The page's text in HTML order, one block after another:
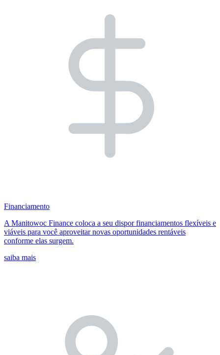
Financiamento
A Manitowoc Finance coloca a seu dispor financiamentos flexíveis e
viáveis para você aproveitar novas oportunidades rentáveis
conforme elas surgem.
saiba mais